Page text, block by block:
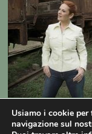
Usiamo i cookie
navigazione sul